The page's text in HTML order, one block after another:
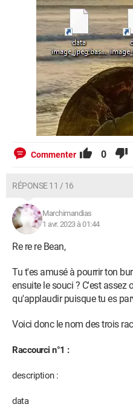
Commenter 0
RÉPONSE 11 / 16
Marchimandias
1 avr. 2023 à 01:44
Re re re Bean,
Tu t'es amusé à pourrir ton
ensuite le souci ? C'est assez
qu'applaudir puisque tu es
Voici donc le nom des trois
Raccourci n°1 :
description :
data